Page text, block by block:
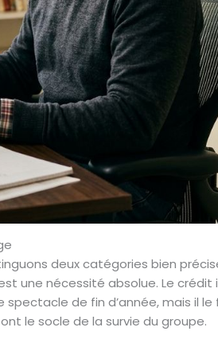
deux catégories bien
une nécessité absolue. Le
de fin d’année, mais il
le socle de la survie du groupe.